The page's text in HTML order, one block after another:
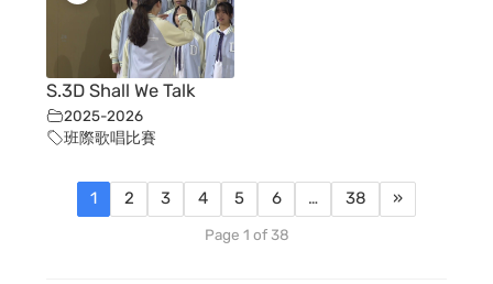
S.3D Shall We Talk
2025-2026
班際歌唱比賽
1 2 3 4 5 6 … 38 »
Page 1 of 38